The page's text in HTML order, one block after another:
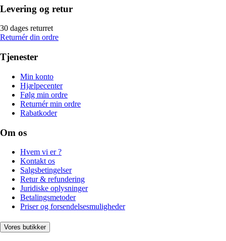
Levering og retur
30 dages returret
Returnér din ordre
Tjenester
Min konto
Hjælpecenter
Følg min ordre
Returnér min ordre
Rabatkoder
Om os
Hvem vi er ?
Kontakt os
Salgsbetingelser
Retur & refundering
Juridiske oplysninger
Betalingsmetoder
Priser og forsendelsesmuligheder
Vores butikker